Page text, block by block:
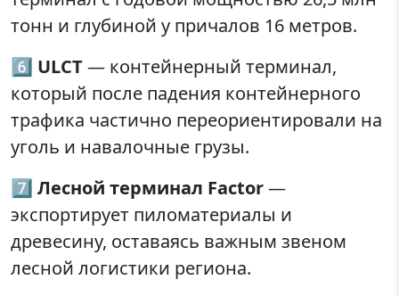
тонн и глубиной у причалов 16 метров.
6️⃣ ULCT— контейнерный терминал,
который после падения контейнерного
трафика частично переориентировали на
уголь и навалочные грузы.
7️⃣ Лесной терминал Factor—
экспортирует пиломатериалы и
древесину, оставаясь важным звеном
лесной логистики региона.